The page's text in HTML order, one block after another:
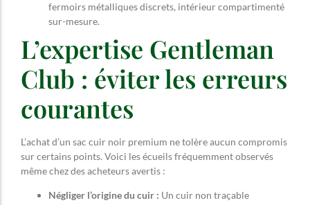
fermoirs métalliques discrets, intérieur compartimenté
sur-mesure.
L’expertise Gentleman
Club : éviter les erreurs
courantes
L’achat d’un sac cuir noir premium ne tolère aucun compromis
sur certains points. Voici les écueils fréquemment observés
même chez des acheteurs avertis :
Négliger l’origine du cuir : Un cuir non traçable